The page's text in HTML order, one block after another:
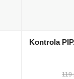
Kontrola
119